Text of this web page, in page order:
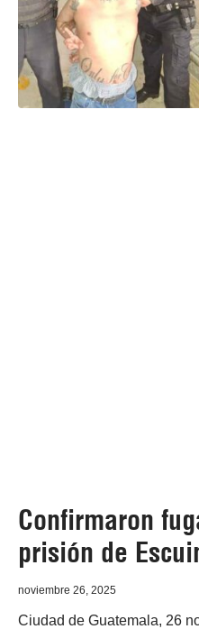
Confirmaron
prisión de
noviembre 26, 2025
Ciudad de Guatemala, 26